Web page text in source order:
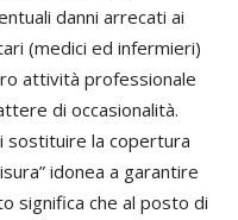
danni arrecati ai
(medici ed infermieri)
attività professionale
di occasionalità.
sostituire la copertura
idonea a garantire
significa che al posto di